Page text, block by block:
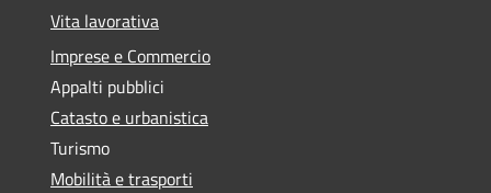
Vita lavorativa
Imprese e Commercio
Appalti pubblici
Catasto e urbanistica
Turismo
Mobilità e trasporti